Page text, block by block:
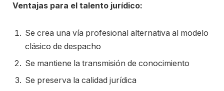
Ventajas para el talento jurídico:
Se crea una vía profesional alternativa al modelo
clásico de despacho
Se mantiene la transmisión de conocimiento
Se preserva la calidad jurídica